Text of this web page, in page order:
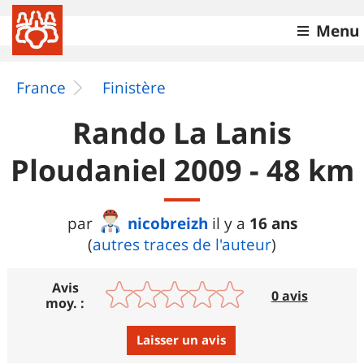
Menu
France Finistère
Rando La Lanis
Ploudaniel 2009 - 48 km
par nicobreizh il y a 16 ans
(autres traces de l'auteur)
Avis
moy. :
0 avis
Laisser un avis